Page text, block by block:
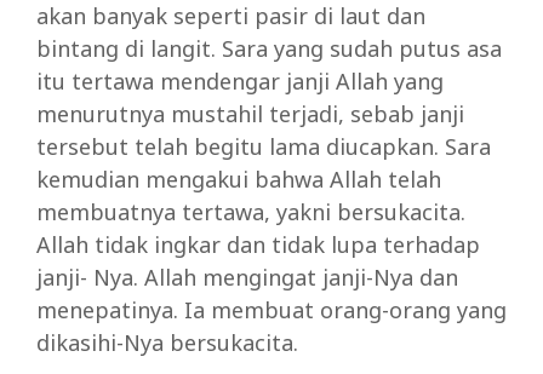
akan banyak seperti pasir di laut dan
bintang di langit. Sara yang sudah putus asa
itu tertawa mendengar janji Allah yang
menurutnya mustahil terjadi, sebab janji
tersebut telah begitu lama diucapkan. Sara
kemudian mengakui bahwa Allah telah
membuatnya tertawa, yakni bersukacita.
Allah tidak ingkar dan tidak lupa terhadap
janji- Nya. Allah mengingat janji-Nya dan
menepatinya. Ia membuat orang-orang yang
dikasihi-Nya bersukacita.